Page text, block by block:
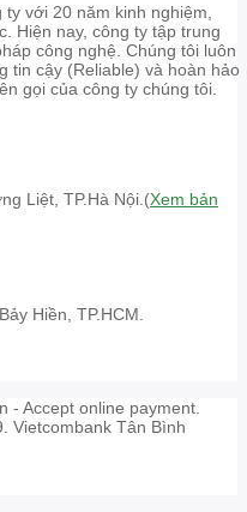
với 20 năm kinh nghiệm,
Hiện nay, công ty tập trung
công nghệ. Chúng tôi luôn
tin cậy (Reliable) và hoàn hảo
gọi của công ty chúng tôi.
Liệt, TP.Hà Nội.(Xem bản
Hiền, TP.HCM.
- Accept online payment.
Vietcombank Tân Bình